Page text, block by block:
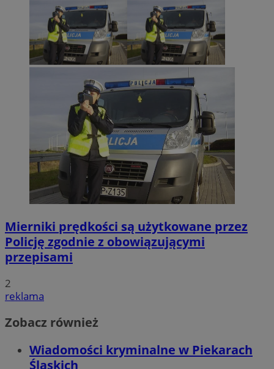
Mierniki prędkości są użytkowane przez
Policję zgodnie z obowiązującymi
przepisami
2
reklama
Zobacz również
Wiadomości kryminalne w Piekarach
Śląskich